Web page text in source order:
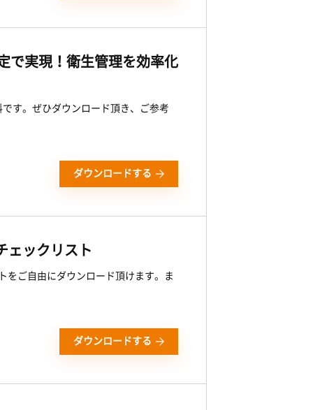
で実現！衛生管理を効率化
す。ぜひダウンロード頂き、ご参考
ダウンロードする
ェックリスト
をご自由にダウンロード頂けます。ま
ダウンロードする